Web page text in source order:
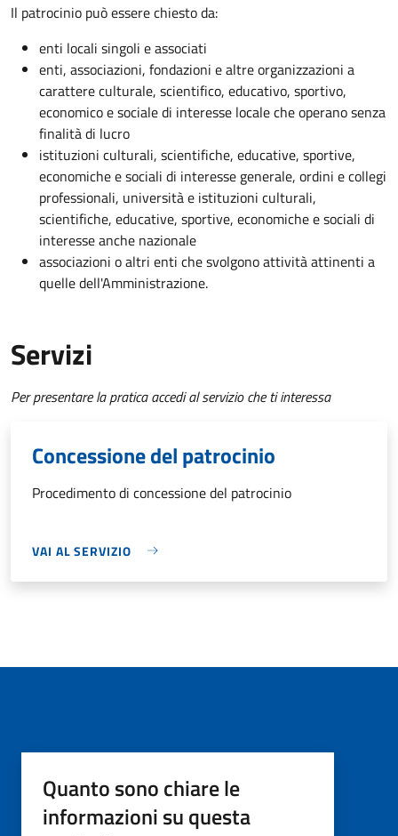
Il patrocinio può essere chiesto da:
enti locali singoli e associati
enti, associazioni, fondazioni e altre organizzazioni a
carattere culturale, scientifico, educativo, sportivo,
economico e sociale di interesse locale che operano senza
finalità di lucro
istituzioni culturali, scientifiche, educative, sportive,
economiche e sociali di interesse generale, ordini e collegi
professionali, università e istituzioni culturali,
scientifiche, educative, sportive, economiche e sociali di
interesse anche nazionale
associazioni o altri enti che svolgono attività attinenti a
quelle dell'Amministrazione.
Servizi
Per presentare la pratica accedi al servizio che ti interessa
Concessione del patrocinio
Procedimento di concessione del patrocinio
VAI AL SERVIZIO
Quanto sono chiare le
informazioni su questa